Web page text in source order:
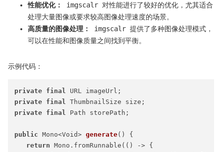
性能优化：
imgscalr 对性能进行了较好的优化，尤其适合
处理大量图像或要求较高图像处理速度的场景。
高质量的图像处理：
imgscalr 提供了多种图像处理模式，
可以在性能和图像质量之间找到平衡。
示例代码：
private final
private final
private final Path storePath;
public Mono<Void> generate()
{
return Mono.fromRunnable(() -> {